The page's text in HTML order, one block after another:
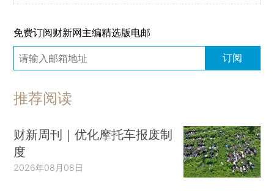
免费订阅财新网主编精选版电邮
订阅
推荐阅读
财新周刊｜优化摩托车报废制
度
2026年08月08日